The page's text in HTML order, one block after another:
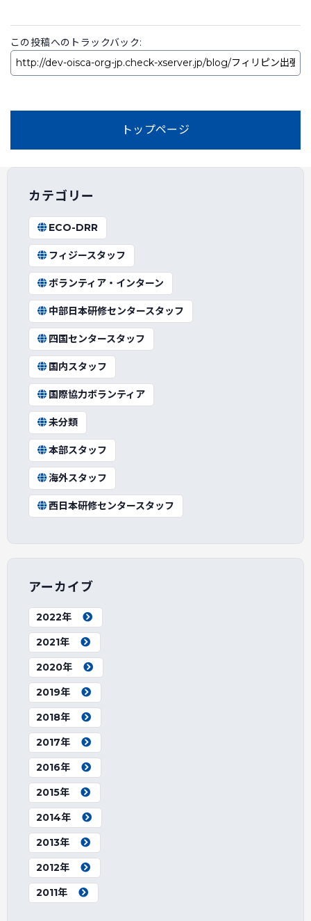
この投稿へのトラックバック:
トップページ
カテゴリー
ECO-DRR
フィジースタッフ
ボランティア・インターン
中部日本研修センタースタッフ
四国センタースタッフ
国内スタッフ
国際協力ボランティア
未分類
本部スタッフ
海外スタッフ
西日本研修センタースタッフ
アーカイブ
2022年
2021年
2020年
2019年
2018年
2017年
2016年
2015年
2014年
2013年
2012年
2011年